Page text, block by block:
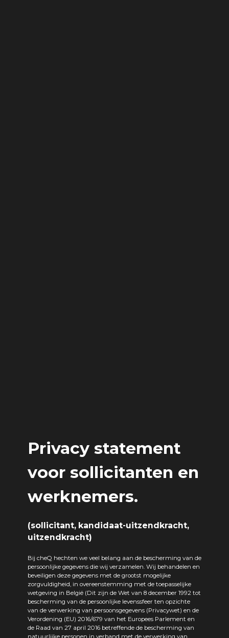
Privacy statement
voor sollicitanten en
werknemers.
(sollicitant, kandidaat-uitzendkracht,
uitzendkracht)
Bij cheQ hechten we veel belang aan de bescherming van de
persoonlijke gegevens die wij verzamelen. Wij behandelen en
beveiligen deze gegevens met de grootst mogelijke
zorgvuldigheid, in overeenstemming met de toepasselijke
wetgeving in België (Dit zijn de Wet van 8 december 1992 tot
bescherming van de persoonlijke levenssfeer ten opzichte
van de verwerking van persoonsgegevens (Privacywet) en de
Verordening (EU) 2016/679 van het Europees Parlement en
de Raad van 27 april 2016 betreffende de bescherming van
natuurlijke personen in verband met de verwerking van